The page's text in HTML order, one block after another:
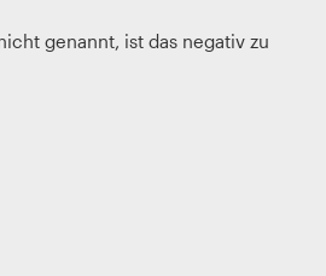
genannt, ist das negativ zu